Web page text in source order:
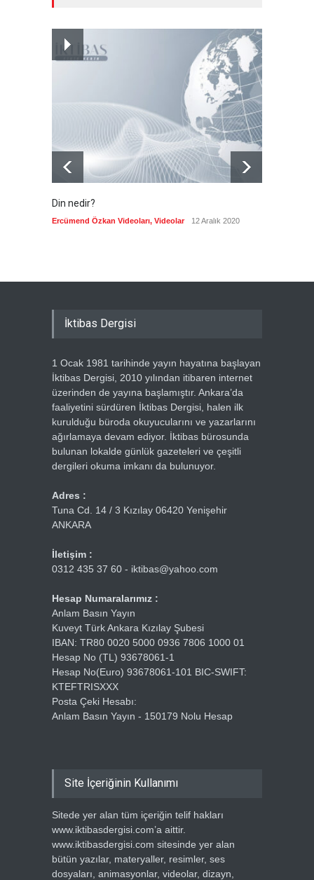
Ensarullah: Suudi rejimi için
en kısa ve en az maliyetli yol,
müdahaleyi durdurmak
Güncel 7 Ağustos 2026
Din nedir?
Ercümend Özkan Videoları, Videolar 12 Aralık 2020
İktibas Dergisi
1 Ocak 1981 tarihinde yayın hayatına başlayan
İktibas Dergisi, 2010 yılından itibaren internet
üzerinden de yayına başlamıştır. Ankara’da
faaliyetini sürdüren İktibas Dergisi, halen ilk
kurulduğu büroda okuyucularını ve yazarlarını
ağırlamaya devam ediyor. İktibas bürosunda
bulunan lokalde günlük gazeteleri ve çeşitli
dergileri okuma imkanı da bulunuyor.
Adres :
Tuna Cd. 14 / 3 Kızılay 06420 Yenişehir
ANKARA
İletişim :
0312 435 37 60 - iktibas@yahoo.com
Hesap Numaralarımız :
Anlam Basın Yayın
Kuveyt Türk Ankara Kızılay Şubesi
IBAN: TR80 0020 5000 0936 7806 1000 01
Hesap No (TL) 93678061-1
Hesap No(Euro) 93678061-101 BIC-SWIFT:
KTEFTRISXXX
Posta Çeki Hesabı:
Anlam Basın Yayın - 150179 Nolu Hesap
Site İçeriğinin Kullanımı
Sitede yer alan tüm içeriğin telif hakları
www.iktibasdergisi.com’a aittir.
www.iktibasdergisi.com sitesinde yer alan
bütün yazılar, materyaller, resimler, ses
dosyaları, animasyonlar, videolar, dizayn,